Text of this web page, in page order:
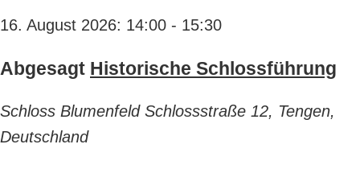
16. August 2026: 14:00 - 15:30
Abgesagt Historische Schlossführung
Schloss Blumenfeld Schlossstraße 12, Tengen,
Deutschland